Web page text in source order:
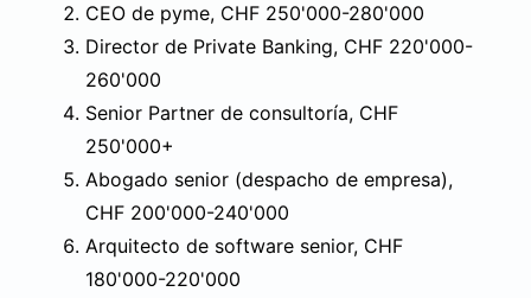
CEO de pyme, CHF 250'000-280'000
Director de Private Banking, CHF 220'000-
260'000
Senior Partner de consultoría, CHF
250'000+
Abogado senior (despacho de empresa),
CHF 200'000-240'000
Arquitecto de software senior, CHF
180'000-220'000